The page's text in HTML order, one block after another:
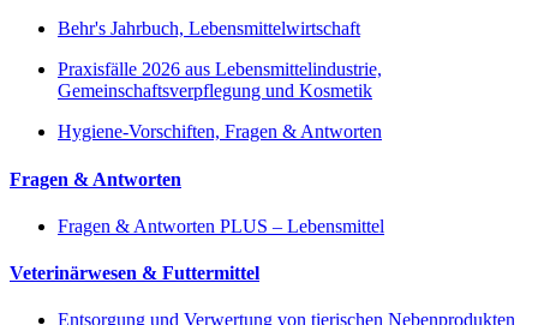
Behr's Jahrbuch, Lebensmittelwirtschaft
Praxisfälle 2026 aus Lebensmittelindustrie,
Gemeinschaftsverpflegung und Kosmetik
Hygiene-Vorschiften, Fragen & Antworten
Fragen & Antworten
Fragen & Antworten PLUS – Lebensmittel
Veterinärwesen & Futtermittel
Entsorgung und Verwertung von tierischen Nebenprodukten